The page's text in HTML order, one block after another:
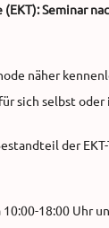
Seminar
näher
sich selbst
der
18:00 Uhr